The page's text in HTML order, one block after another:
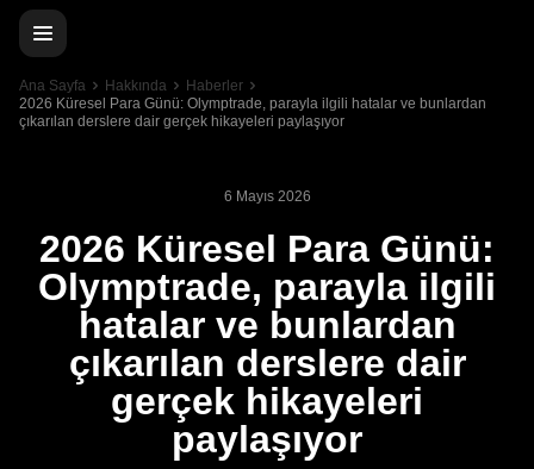
Ana Sayfa Hakkında
Haberler
2026 Küresel Para Günü: Olymptrade, parayla ilgili hatalar ve bunlardan
çıkarılan derslere dair gerçek hikayeleri paylaşıyor
6 Mayıs 2026
2026 Küresel Para Günü:
Olymptrade, parayla ilgili
hatalar ve bunlardan
çıkarılan derslere dair
gerçek hikayeleri
paylaşıyor